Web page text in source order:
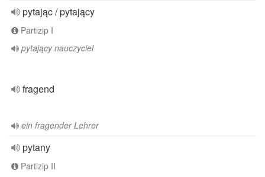
pytając / pytający
Partizip I
pytający nauczyciel
fragend
ein fragender Lehrer
pytany
Partizip II